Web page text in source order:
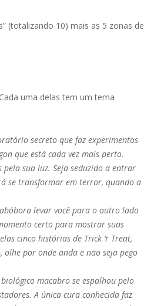
(totalizando 10) mais as 5 zonas de
uma delas tem um tema
secreto que faz experimentos
que está cada vez mais perto.
sua luz. Seja seduzido a entrar
se transformar em terror, quando a
levar você para o outro lado
certo para mostrar suas
cinco histórias de Trick ‘r Treat,
por onde anda e não seja pego
macabro se espalhou pelo
A única cura conhecida faz